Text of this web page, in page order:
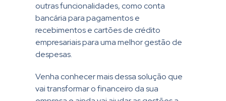
outras funcionalidades, como conta
bancária para pagamentos e
recebimentos e cartões de crédito
empresariais para uma melhor gestão de
despesas.
Venha conhecer mais dessa solução que
vai transformar o financeiro da sua